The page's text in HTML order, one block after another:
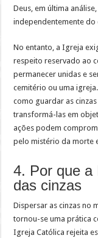
Deus, em última
independentemente
No entanto, a Igreja
respeito reservado ao
permanecer unidas e
cemitério ou uma
como guardar as
transformá-las em
ações podem
pelo mistério da morte
4. Por que a
das cinzas
Dispersar as cinzas no
tornou-se uma prática
Igreja Católica rejeita